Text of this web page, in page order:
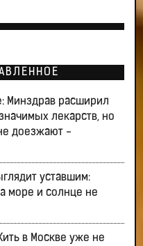
Минздрав расширил
лекарств, но
доезжают -
уставшим:
море и солнце не
в Москве уже не